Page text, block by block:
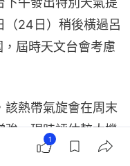
（24日）稍後橫過呂
屆時天文台會考慮
該熱帶氣旋會在周末
強，現時評估較大機
本港的距離仍存在變
1